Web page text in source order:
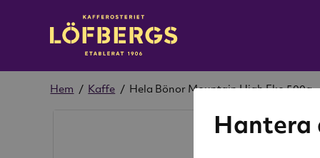
Hantera
Hem / Kaffe / Hela Bönor Mountain High Eko 500g